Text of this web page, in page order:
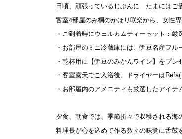
日頃、頑張っているじぶんに たまにはご褒
客室4部屋のみ桐のかほり咲楽から、女性
・ご到着時にウェルカムティーセット：
・お部屋のミニ冷蔵庫には、伊豆名産フル
・乾杯用に【伊豆のみかんワイン】をプレ
・客室露天でご入浴後、ドライヤーはRefa(
・お部屋内のアメニティも厳選したアイテ
夕食、朝食では、季節折々で収穫される海
料理長が心を込めて作る数々の味覚に舌鼓を